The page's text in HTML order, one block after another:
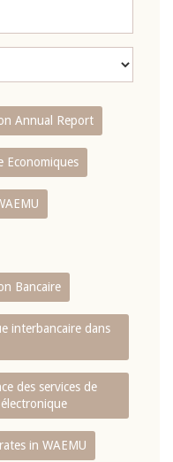
Annual Report
Economiques
Bancaire
interbancaire dans
des services de
in WAEMU